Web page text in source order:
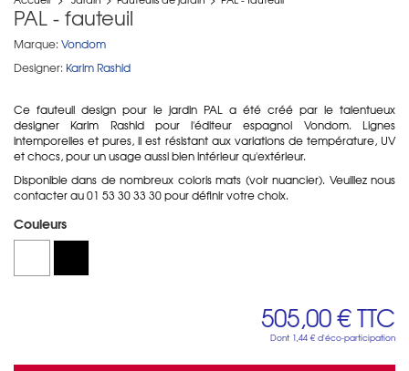
PAL - fauteuil
Marque: Vondom
Designer: Karim Rashid
Ce fauteuil design pour le jardin PAL a été créé par le talentueux
designer Karim Rashid pour l'éditeur espagnol Vondom. Lignes
intemporelles et pures, il est résistant aux variations de température, UV
et chocs, pour un usage aussi bien intérieur qu'extérieur.
Disponible dans de nombreux coloris mats (voir nuancier). Veuillez nous
contacter au 01 53 30 33 30 pour définir votre choix.
Couleurs
505,00 €TTC
Dont 1,44 € d'éco-participation